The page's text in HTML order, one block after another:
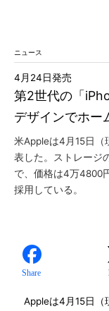
ニュース
第2世代の「
デザインでホー
4月24日発売
米Appleは4月15日（
表した。ストレージ
で、価格は4万4800
採用している。
Share
Appleは4月15日（